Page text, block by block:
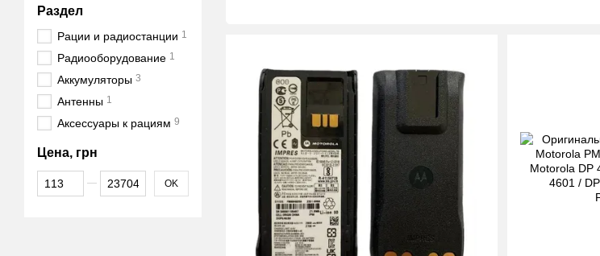
Раздел
Рации и радиостанции 1
Радиооборудование 1
Аккумуляторы 3
Антенны 1
Аксессуары к рациям 9
Цена, грн
От Цена, грн
До Цена, грн OK